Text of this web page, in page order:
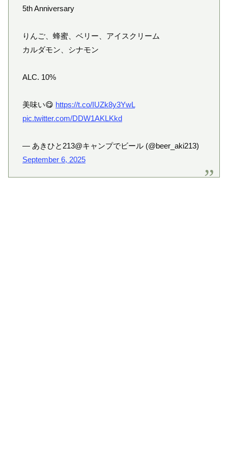
5th Anniversary
りんご、蜂蜜、ベリー、アイスクリーム
カルダモン、シナモン
ALC. 10%
美味い😋 https://t.co/IUZk8y3YwL
pic.twitter.com/DDW1AKLKkd
— あきひと213@キャンプでビール (@beer_aki213)
September 6, 2025